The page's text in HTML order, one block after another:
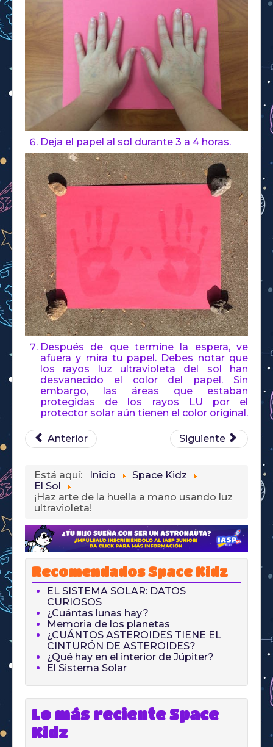
Deja el papel al sol durante 3 a 4 horas.
Después de que termine la espera, ve
afuera y mira tu papel. Debes notar que
los rayos luz ultravioleta del sol han
desvanecido el color del papel. Sin
embargo, las áreas que estaban
protegidas de los rayos LU por el
protector solar aún tienen el color original.
Anterior Siguiente
Está aquí: Inicio
Space Kidz
El Sol
¡Haz arte de la huella a mano usando luz
ultravioleta!
Recomendados Space Kidz
EL SISTEMA SOLAR: DATOS
CURIOSOS
¿Cuántas lunas hay?
Memoria de los planetas
¿CUÁNTOS ASTEROIDES TIENE EL
CINTURÓN DE ASTEROIDES?
¿Qué hay en el interior de Júpiter?
El Sistema Solar
Lo más reciente Space
Kidz